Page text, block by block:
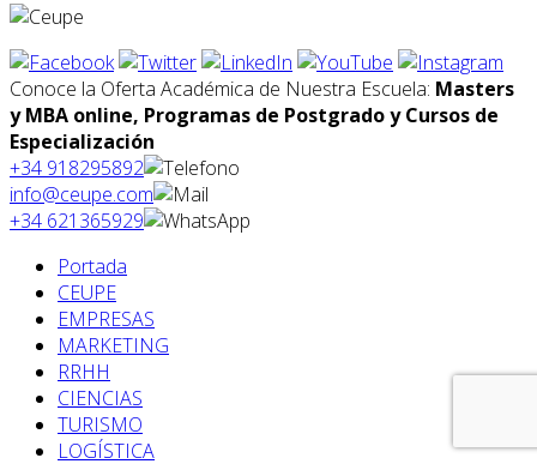
Conoce la Oferta Académica de Nuestra Escuela: Masters
y MBA online, Programas de Postgrado y Cursos de
Especialización
+34 918295892
info@ceupe.com
+34 621365929
Portada
CEUPE
EMPRESAS
MARKETING
RRHH
CIENCIAS
TURISMO
LOGÍSTICA